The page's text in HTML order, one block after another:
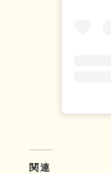
関連